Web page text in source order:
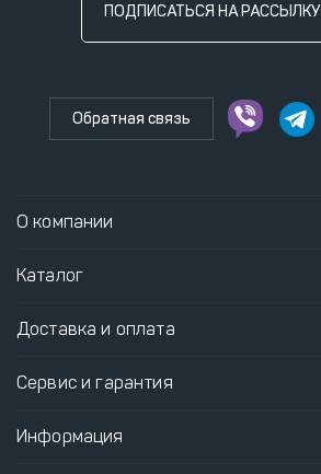
ПОДПИСАТЬСЯ НА РАССЫЛКУ
Обратная связь
О компании
Каталог
Доставка и оплата
Сервис и гарантия
Информация